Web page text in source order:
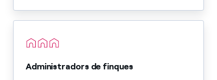
Administradors de finques